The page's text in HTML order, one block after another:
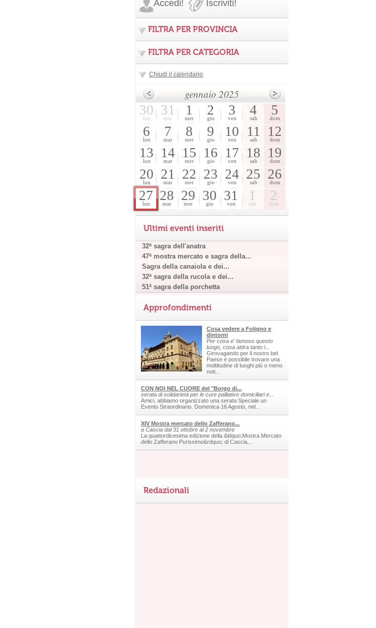
Accedi! Iscriviti!
FILTRA PER PROVINCIA
FILTRA PER CATEGORIA
Chiudi il calendario
gennaio 2025
30
lun
31
mar
1
mer
2
gio
3
ven
4
sab
5
dom
6
lun
7
mar
8
mer
9
gio
10
ven
11
sab
12
dom
13
lun
14
mar
15
mer
16
gio
17
ven
18
sab
19
dom
20
lun
21
mar
22
mer
23
gio
24
ven
25
sab
26
dom
27
lun
28
mar
29
mer
30
gio
31
ven
1
sab
2
dom
Ultimi eventi inseriti
32ª sagra dell'anatra
47ª mostra mercato e sagra della...
Sagra della canaiola e dei...
32ª sagra della rucola e dei...
51ª sagra della porchetta
Approfondimenti
Cosa vedere a Foligno e
dintorni
Per cosa e' famoso questo
luogo, cosa attira tanto i...
Girovagando per il nostro bel
Paese è possibile trovare una
moltitudine di luoghi più o meno
noti...
CON NOI NEL CUORE del "Borgo di...
serata di solidarietà per le cure palliative domiciliari e...
Amici, abbiamo organizzato una serata Speciale un
Evento Straordinario. Domenica 16 Agosto, nel...
XIV Mostra mercato dello Zafferano...
a Cascia dal 31 ottobre al 2 novembre
La quattordicesima edizione della &ldquo;Mostra Mercato
dello Zafferano Purissimo&rdquo; di Cascia,...
Redazionali